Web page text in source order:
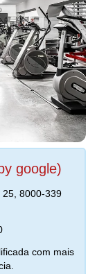
google)
25, 8000-339
com mais